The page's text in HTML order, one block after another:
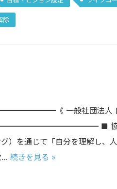
除
《 一般社団法人 日本
■ 協会につ
）を通じて「自分を理解し、
… 続きを見る »